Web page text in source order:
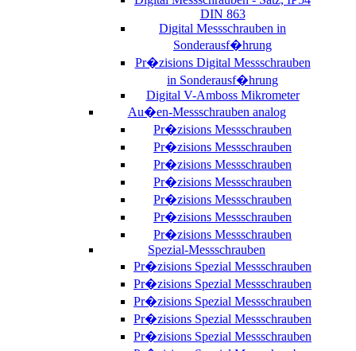
DIN 863
Digital Messschrauben in
Sonderausf�hrung
Pr�zisions Digital Messschrauben
in Sonderausf�hrung
Digital V-Amboss Mikrometer
Au�en-Messschrauben analog
Pr�zisions Messschrauben
Pr�zisions Messschrauben
Pr�zisions Messschrauben
Pr�zisions Messschrauben
Pr�zisions Messschrauben
Pr�zisions Messschrauben
Pr�zisions Messschrauben
Spezial-Messschrauben
Pr�zisions Spezial Messschrauben
Pr�zisions Spezial Messschrauben
Pr�zisions Spezial Messschrauben
Pr�zisions Spezial Messschrauben
Pr�zisions Spezial Messschrauben